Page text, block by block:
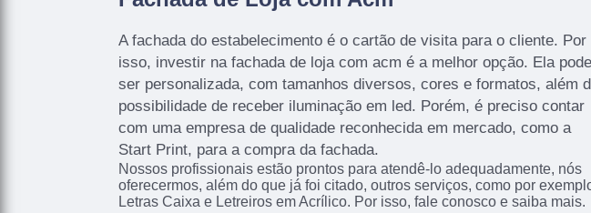
A fachada do estabelecimento é o cartão de visita para o cliente. Por
isso, investir na fachada de loja com acm é a melhor opção. Ela pode
ser personalizada, com tamanhos diversos, cores e formatos, além
possibilidade de receber iluminação em led. Porém, é preciso contar
com uma empresa de qualidade reconhecida em mercado, como a
Start Print, para a compra da fachada.
Nossos profissionais estão prontos para atendê-lo adequadamente, nós
oferecermos, além do que já foi citado, outros serviços, como por
Letras Caixa e Letreiros em Acrílico. Por isso, fale conosco e saiba mais.